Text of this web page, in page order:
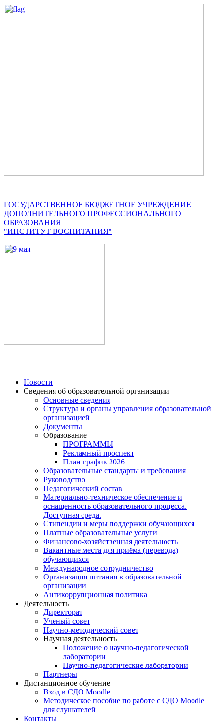
ГОСУДАРСТВЕННОЕ БЮДЖЕТНОЕ УЧРЕЖДЕНИЕ
ДОПОЛНИТЕЛЬНОГО ПРОФЕССИОНАЛЬНОГО
ОБРАЗОВАНИЯ
"ИНСТИТУТ ВОСПИТАНИЯ"
Новости
Сведения об образовательной организации
Основные сведения
Структура и органы управления образовательной
организацией
Документы
Образование
ПРОГРАММЫ
Рекламный проспект
План-график 2026
Образовательные стандарты и требования
Руководство
Педагогический состав
Материально-техническое обеспечение и
оснащенность образовательного процесса.
Доступная среда.
Стипендии и меры поддержки обучающихся
Платные образовательные услуги
Финансово-хозяйственная деятельность
Вакантные места для приёма (перевода)
обучающихся
Международное сотрудничество
Организация питания в образовательной
организации
Антикоррупционная политика
Деятельность
Директорат
Ученый совет
Научно-методический совет
Научная деятельность
Положение о научно-педагогической
лаборатории
Научно-педагогические лаборатории
Партнеры
Дистанционное обучение
Вход в СДО Moodle
Методическое пособие по работе с СДО Moodle
для слушателей
Контакты